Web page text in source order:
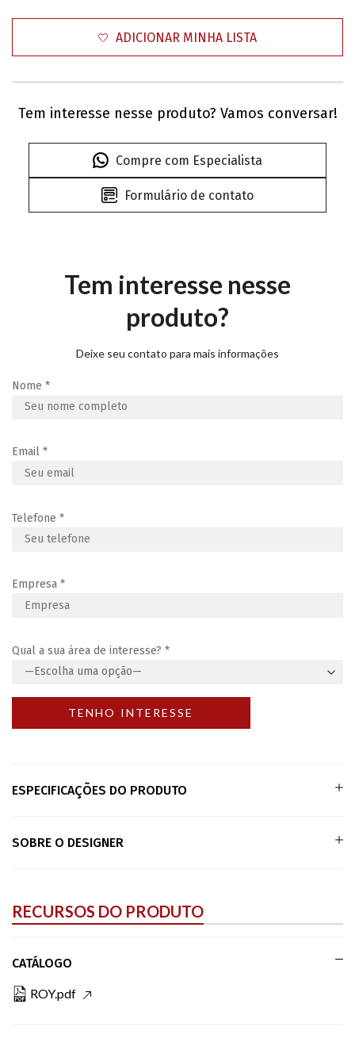
ADICIONAR MINHA LISTA
Tem interesse nesse produto? Vamos conversar!
Compre com Especialista
Formulário de contato
Tem interesse nesse
produto?
Deixe seu contato para mais informações
Nome *
Email *
Telefone *
Empresa *
Qual a sua área de interesse? *
ESPECIFICAÇÕES DO PRODUTO
SOBRE O DESIGNER
RECURSOS DO PRODUTO
CATÁLOGO
ROY.pdf